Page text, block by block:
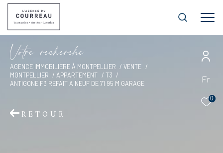
Fr
0
Votre recherche
AGENCE IMMOBILIÈRE À MONTPELLIER
VENTE
MONTPELLIER
APPARTEMENT
T3
ANTIGONE F3 REFAIT A NEUF DE 71 95 M GARAGE
RETOUR